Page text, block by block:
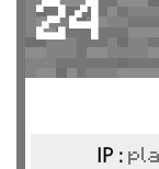
24
IP :